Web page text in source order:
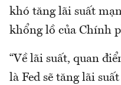
khó tăng lãi suất
khổng lồ của Chính
“Về lãi suất, quan
là Fed sẽ tăng lãi